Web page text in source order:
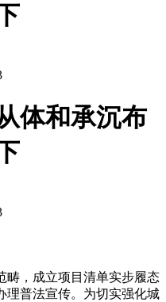
体和承沉布
，成立项目清单实步履态
理普法宣传。为切实强化城